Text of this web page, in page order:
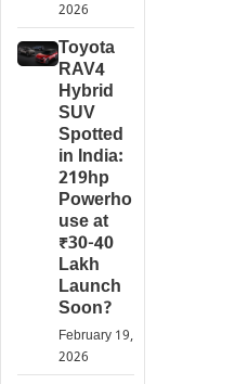
2026
Toyota
RAV4
Hybrid
SUV
Spotted
in India:
219hp
Powerho
use at
₹30-40
Lakh
Launch
Soon?
February 19,
2026